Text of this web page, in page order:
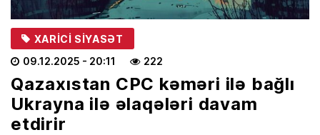
XARICI SIYASƏT
09.12.2025 - 20:11 222
Qazaxıstan CPC kəməri ilə bağlı
Ukrayna ilə əlaqələri davam
etdirir